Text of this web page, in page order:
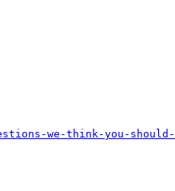
we-think-you-should-